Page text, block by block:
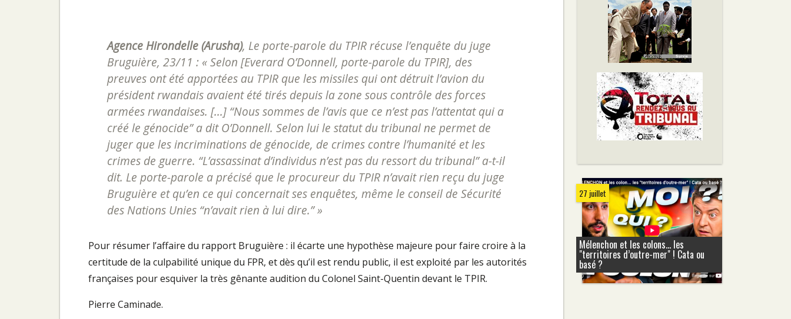
Agence Hirondelle (Arusha), Le porte-parole du TPIR récuse l’enquête du juge
Bruguière, 23/11 : « Selon [Everard O’Donnell, porte-parole du TPIR], des
preuves ont été apportées au TPIR que les missiles qui ont détruit l’avion du
président rwandais avaient été tirés depuis la zone sous contrôle des forces
armées rwandaises. [...] “Nous sommes de l’avis que ce n’est pas l’attentat qui a
créé le génocide” a dit O’Donnell. Selon lui le statut du tribunal ne permet de
juger que les incriminations de génocide, de crimes contre l’humanité et les
crimes de guerre. “L’assassinat d’individus n’est pas du ressort du tribunal” a-t-il
dit. Le porte-parole a précisé que le procureur du TPIR n’avait rien reçu du juge
Bruguière et qu’en ce qui concernait ses enquêtes, même le conseil de Sécurité
des Nations Unies “n’avait rien à lui dire.” »
Pour résumer l’affaire du rapport Bruguière : il écarte une hypothèse majeure pour faire croire à la
certitude de la culpabilité unique du FPR, et dès qu’il est rendu public, il est exploité par les autorités
françaises pour esquiver la très gênante audition du Colonel Saint-Quentin devant le TPIR.
Pierre Caminade.
27 juillet
Mélenchon et les colons... les
"territoires d’outre-mer" ! Cata ou
basé ?